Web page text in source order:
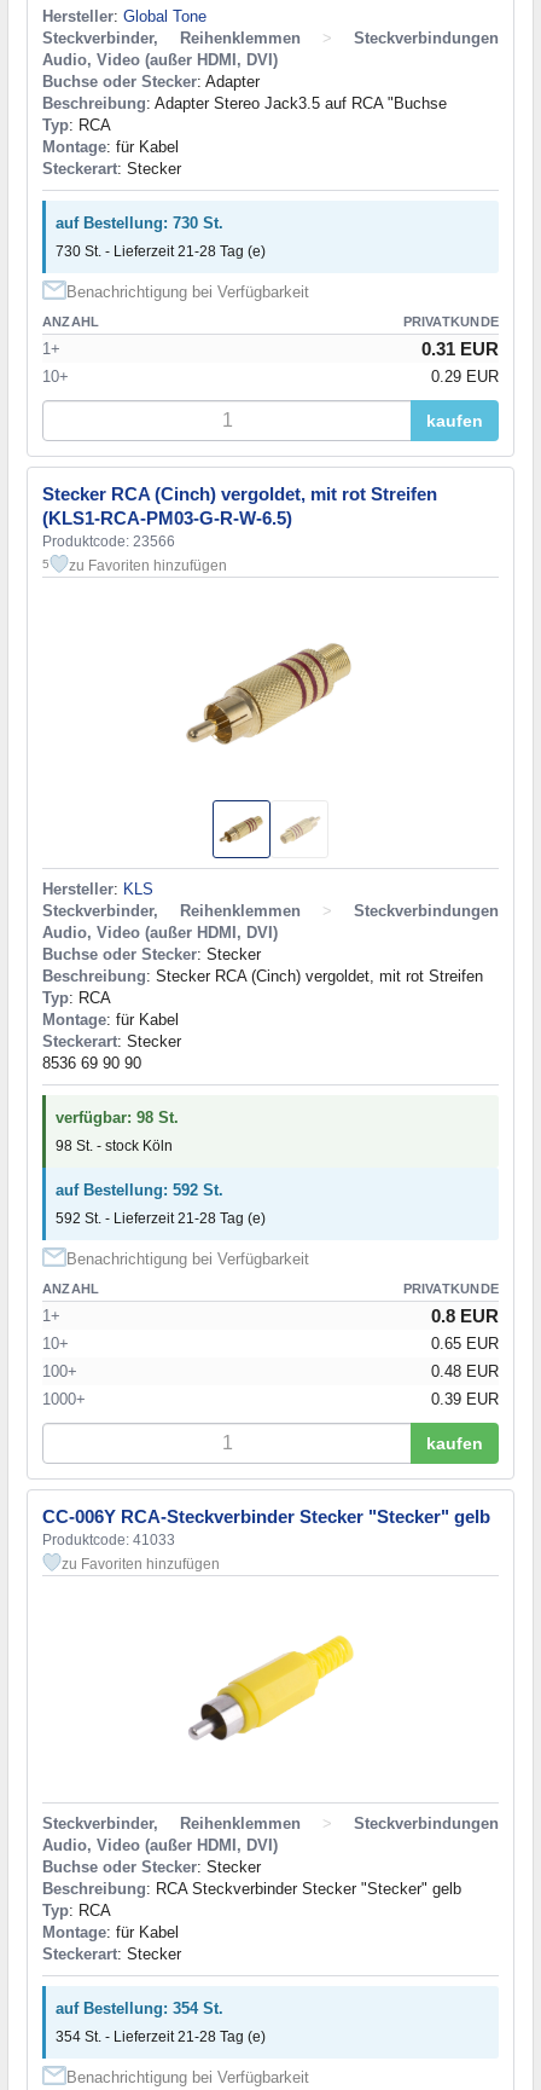
Hersteller: Global Tone
Steckverbinder, Reihenklemmen
>
Steckverbindungen
Audio, Video (außer HDMI, DVI)
Buchse oder Stecker: Adapter
Beschreibung: Adapter Stereo Jack3.5 auf RCA "Buchse
Typ: RCA
Montage: für Kabel
Steckerart: Stecker
auf Bestellung: 730 St.
730 St. - Lieferzeit 21-28 Tag (e)
Benachrichtigung bei Verfügbarkeit
ANZAHL PRIVATKUNDE
1+ 0.31 EUR
10+ 0.29 EUR
kaufen
Stecker RCA (Cinch) vergoldet, mit rot Streifen
(KLS1-RCA-PM03-G-R-W-6.5)
Produktcode: 23566
5 zu Favoriten hinzufügen
Hersteller: KLS
Steckverbinder, Reihenklemmen
>
Steckverbindungen
Audio, Video (außer HDMI, DVI)
Buchse oder Stecker: Stecker
Beschreibung: Stecker RCA (Cinch) vergoldet, mit rot Streifen
Typ: RCA
Montage: für Kabel
Steckerart: Stecker
8536 69 90 90
verfügbar: 98 St.
98 St. - stock Köln
auf Bestellung: 592 St.
592 St. - Lieferzeit 21-28 Tag (e)
Benachrichtigung bei Verfügbarkeit
ANZAHL PRIVATKUNDE
1+ 0.8 EUR
10+
0.65 EUR
100+
0.48 EUR
1000+
0.39 EUR
kaufen
CC-006Y RCA-Steckverbinder Stecker "Stecker" gelb
Produktcode: 41033
zu Favoriten hinzufügen
Steckverbinder, Reihenklemmen >
Steckverbindungen
Audio, Video (außer HDMI, DVI)
Buchse oder Stecker: Stecker
Beschreibung: RCA Steckverbinder Stecker "Stecker" gelb
Typ: RCA
Montage: für Kabel
Steckerart: Stecker
auf Bestellung: 354 St.
354 St. - Lieferzeit 21-28 Tag (e)
Benachrichtigung bei Verfügbarkeit